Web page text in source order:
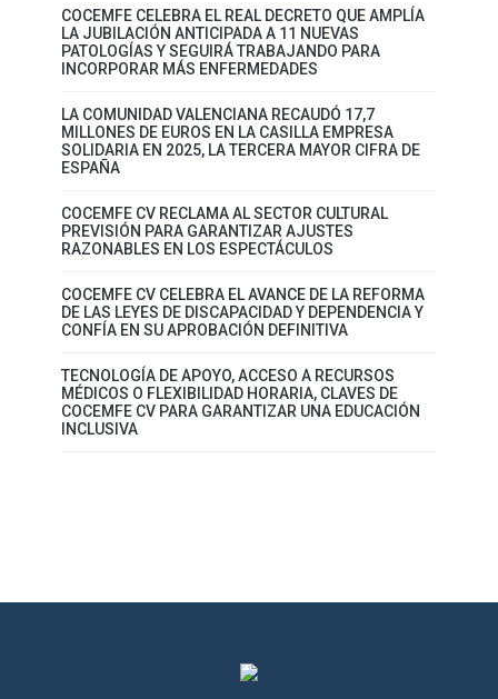
COCEMFE CELEBRA EL REAL DECRETO QUE AMPLÍA
LA JUBILACIÓN ANTICIPADA A 11 NUEVAS
PATOLOGÍAS Y SEGUIRÁ TRABAJANDO PARA
INCORPORAR MÁS ENFERMEDADES
LA COMUNIDAD VALENCIANA RECAUDÓ 17,7
MILLONES DE EUROS EN LA CASILLA EMPRESA
SOLIDARIA EN 2025, LA TERCERA MAYOR CIFRA DE
ESPAÑA
COCEMFE CV RECLAMA AL SECTOR CULTURAL
PREVISIÓN PARA GARANTIZAR AJUSTES
RAZONABLES EN LOS ESPECTÁCULOS
COCEMFE CV CELEBRA EL AVANCE DE LA REFORMA
DE LAS LEYES DE DISCAPACIDAD Y DEPENDENCIA Y
CONFÍA EN SU APROBACIÓN DEFINITIVA
TECNOLOGÍA DE APOYO, ACCESO A RECURSOS
MÉDICOS O FLEXIBILIDAD HORARIA, CLAVES DE
COCEMFE CV PARA GARANTIZAR UNA EDUCACIÓN
INCLUSIVA